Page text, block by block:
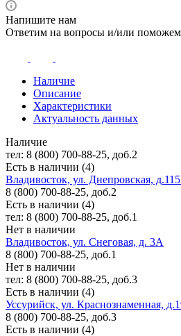
Напишите нам
Ответим на вопросы и/или поможем
Наличие
Описание
Характеристики
Актуальность данных
Наличие
тел: 8 (800) 700-88-25, доб.2
Есть в наличии (4)
Владивосток, ул. Днепровская, д.115
8 (800) 700-88-25, доб.2
Есть в наличии (4)
тел: 8 (800) 700-88-25, доб.1
Нет в наличии
Владивосток, ул. Снеговая, д. 3А
8 (800) 700-88-25, доб.1
Нет в наличии
тел: 8 (800) 700-88-25, доб.3
Есть в наличии (4)
Уссурийск, ул. Краснознаменная,
8 (800) 700-88-25, доб.3
Есть в наличии (4)